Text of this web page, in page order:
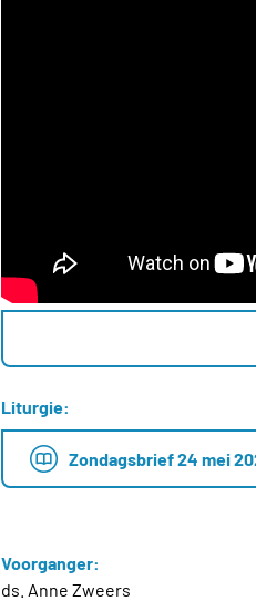
Liturgie:
Zondagsbrief 24 mei
Voorganger:
ds. Anne Zweers